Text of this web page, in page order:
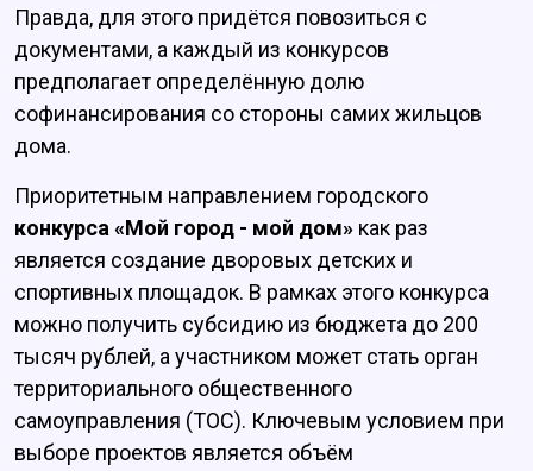
Правда, для этого придётся повозиться с
документами, а каждый из конкурсов
предполагает определённую долю
софинансирования со стороны самих жильцов
дома.
Приоритетным направлением городского
конкурса «Мой город - мой дом» как раз
является создание дворовых детских и
спортивных площадок. В рамках этого конкурса
можно получить субсидию из бюджета до 200
тысяч рублей, а участником может стать орган
территориального общественного
самоуправления (ТОС). Ключевым условием при
выборе проектов является объём